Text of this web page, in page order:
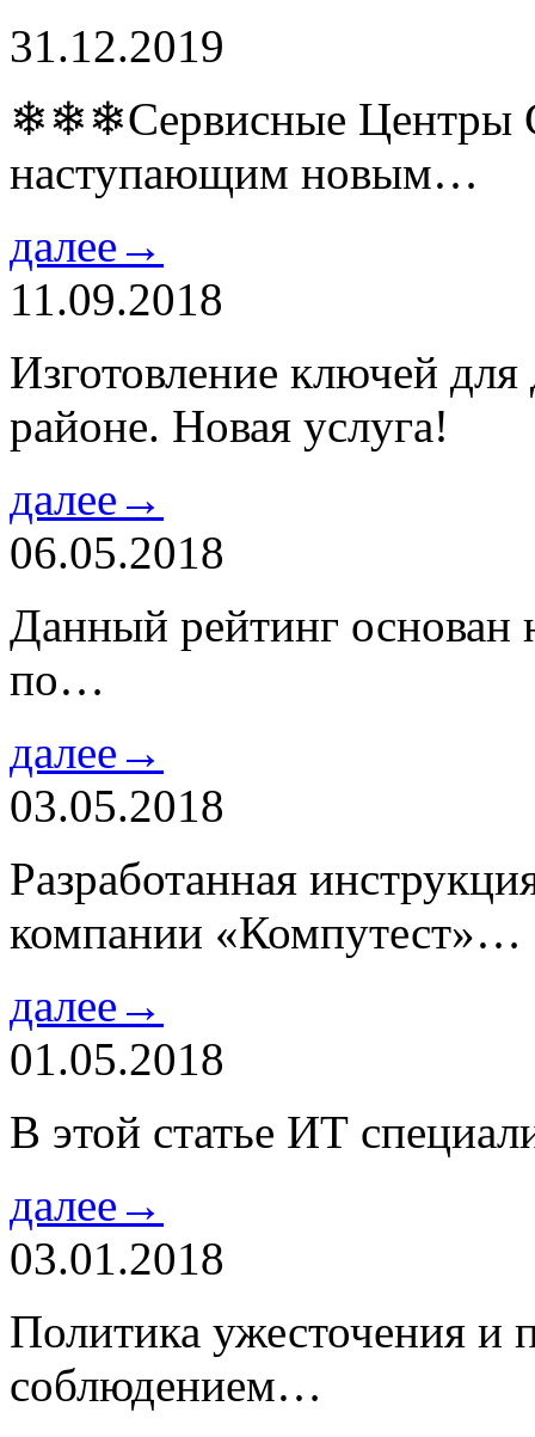
31.12.2019
❄❄❄Сервисные Центры
наступающим новым…
далее→
11.09.2018
Изготовление ключей
районе. Новая услуга!
далее→
06.05.2018
Данный рейтинг основан
по…
далее→
03.05.2018
Разработанная
компании «Компутест»…
далее→
01.05.2018
В этой статье ИТ
далее→
03.01.2018
Политика ужесточения и
соблюдением…